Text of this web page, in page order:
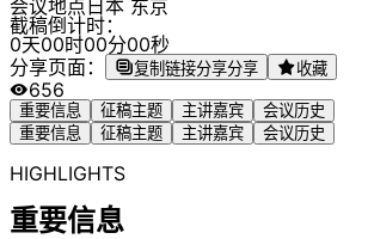
会议地点日本 东京
截稿倒计时：
0天00时00分00秒
分享页面：
复制链接分享分享 收藏
656
重要信息 征稿主题 主讲嘉宾
会议历史
重要信息
征稿主题 主讲嘉宾 会议历史
HIGHLIGHTS
重要信息